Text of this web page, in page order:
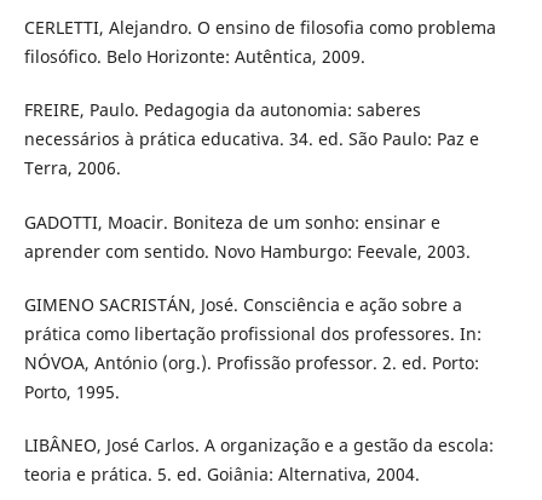
CERLETTI, Alejandro. O ensino de filosofia como problema
filosófico. Belo Horizonte: Autêntica, 2009.
FREIRE, Paulo. Pedagogia da autonomia: saberes
necessários à prática educativa. 34. ed. São Paulo: Paz e
Terra, 2006.
GADOTTI, Moacir. Boniteza de um sonho: ensinar e
aprender com sentido. Novo Hamburgo: Feevale, 2003.
GIMENO SACRISTÁN, José. Consciência e ação sobre a
prática como libertação profissional dos professores. In:
NÓVOA, António (org.). Profissão professor. 2. ed. Porto:
Porto, 1995.
LIBÂNEO, José Carlos. A organização e a gestão da escola:
teoria e prática. 5. ed. Goiânia: Alternativa, 2004.